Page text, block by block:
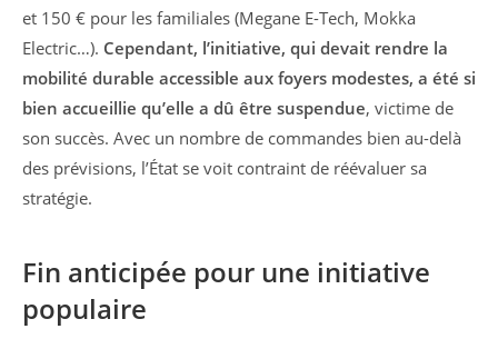
et 150 € pour les familiales (Megane E-Tech, Mokka
Electric…). Cependant, l’initiative, qui devait rendre la
mobilité durable accessible aux foyers modestes, a été si
bien accueillie qu’elle a dû être suspendue, victime de
son succès. Avec un nombre de commandes bien au-delà
des prévisions, l’État se voit contraint de réévaluer sa
stratégie.
Fin anticipée pour une initiative
populaire